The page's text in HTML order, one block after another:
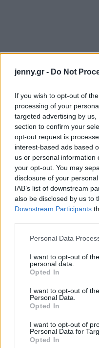
jenny.gr - Do Not
If you wish to opt-out of
processing of your
targeted advertising by
section to confirm your
opt-out request is
interest-based ads based
us or personal information
your opt-out. You may
disclosure of your
IAB’s list of downstream
also be disclosed by us to
Downstream Participants
Please note that this
not limited to your visit or
grant or deny consent to
use your data for below
consent section.
Personal Data
I want to opt-out of
personal data.
Opted In
I want to opt-out of
Personal Data.
Opted In
I want to opt-out of
Personal Data for
Opted In
Lilly Aldridge
Μάθε
αγαπημένα